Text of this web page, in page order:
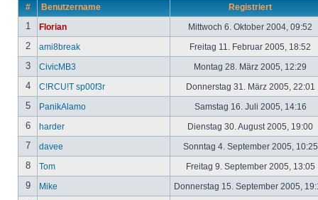
# Benutzername Registriert
1 Florian Mittwoch 6. Oktober 2004, 09:52
2 ami8break Freitag 11. Februar 2005, 18:52
3 CivicMB3 Montag 28. März 2005, 12:29
4 C!RCU!T sp00f3r Donnerstag 31. März 2005, 22:01
5 PanikAlamo Samstag 16. Juli 2005, 14:16
6 harder Dienstag 30. August 2005, 19:00
7 davee Sonntag 4. September 2005,
8 Tom Freitag 9. September 2005, 13:05
9 Mike Donnerstag 15. September 2005,